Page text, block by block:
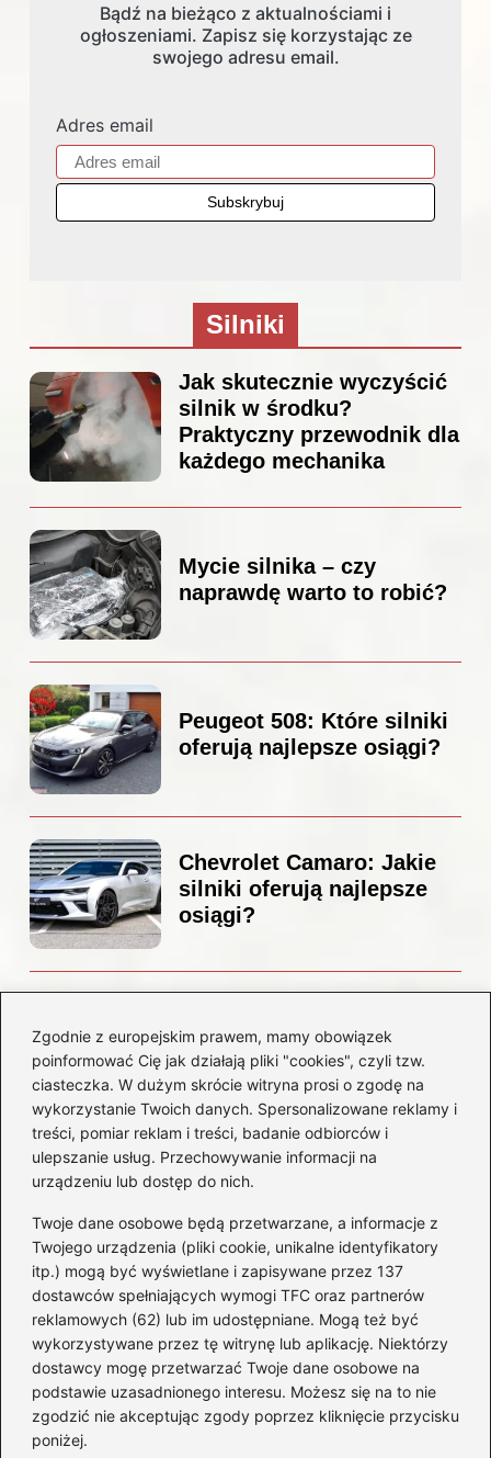
Zgodnie z europejskim prawem, mamy obowiązek
poinformować Cię jak działają pliki "cookies", czyli tzw.
ciasteczka. W dużym skrócie witryna prosi o zgodę na
wykorzystanie Twoich danych. Spersonalizowane reklamy i
treści, pomiar reklam i treści, badanie odbiorców i
ulepszanie usług. Przechowywanie informacji na
urządzeniu lub dostęp do nich.
Twoje dane osobowe będą przetwarzane, a informacje z
Twojego urządzenia (pliki cookie, unikalne identyfikatory
itp.) mogą być wyświetlane i zapisywane przez 137
dostawców spełniających wymogi TFC oraz partnerów
reklamowych (62) lub im udostępniane. Mogą też być
wykorzystywane przez tę witrynę lub aplikację. Niektórzy
dostawcy mogę przetwarzać Twoje dane osobowe na
podstawie uzasadnionego interesu. Możesz się na to nie
zgodzić nie akceptując zgody poprzez kliknięcie przycisku
poniżej.
Bądź na bieżąco z aktualnościami i
ogłoszeniami. Zapisz się korzystając ze
swojego adresu email.
Adres email
Silniki
Jak skutecznie wyczyścić
silnik w środku?
Praktyczny przewodnik dla
każdego mechanika
Mycie silnika – czy
naprawdę warto to robić?
Peugeot 508: Które silniki
oferują najlepsze osiągi?
Chevrolet Camaro: Jakie
silniki oferują najlepsze
osiągi?
Odkryj przyczyny i
rozwiązania dla Twojego
silnika
Kategorie
Akumulatory (85)
Benzyna i Diesel (80)
Motocykle(50)
Opony(77)
Prawo jazdy(65)
Quady(2)
Samochody(242)
Silniki(86)